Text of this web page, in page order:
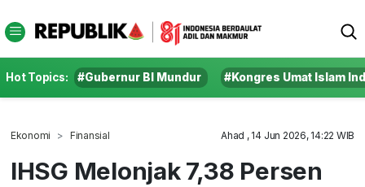
Hot Topics: #Gubernur BI Mundur #Kongres Umat Islam
Ekonomi Finansial Ahad , 14 Jun 2026, 14:22 WIB
IHSG Melonjak 7,38 Persen